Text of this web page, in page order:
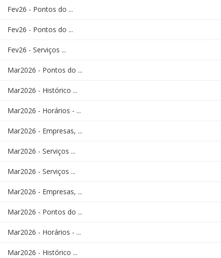
Fev26 - Pontos do ...
Fev26 - Pontos do ...
Fev26 - Serviços ...
Mar2026 - Pontos do ...
Mar2026 - Histórico ...
Mar2026 - Horários - ...
Mar2026 - Empresas, ...
Mar2026 - Serviços ...
Mar2026 - Serviços ...
Mar2026 - Empresas, ...
Mar2026 - Pontos do ...
Mar2026 - Horários - ...
Mar2026 - Histórico ...